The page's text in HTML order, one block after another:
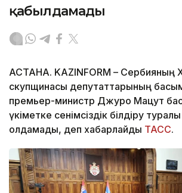
қабылдамады
АСТАНА. KAZINFORM – Сербияның
скупщинасы депутаттарының басым
премьер-министр Джуро Мацут
үкіметке сенімсіздік білдіру
қолдамады, деп хабарлайды ТАСС.